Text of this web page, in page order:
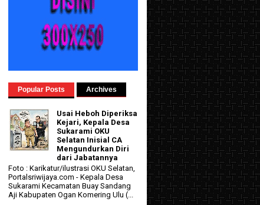
Popular Posts Archives
Usai Heboh Diperiksa
Kejari, Kepala Desa
Sukarami OKU
Selatan Inisial CA
Mengundurkan Diri
dari Jabatannya
Foto : Karikatur/ilustrasi OKU Selatan,
Portalsriwijaya.com - Kepala Desa
Sukarami Kecamatan Buay Sandang
Aji Kabupaten Ogan Komering Ulu (...